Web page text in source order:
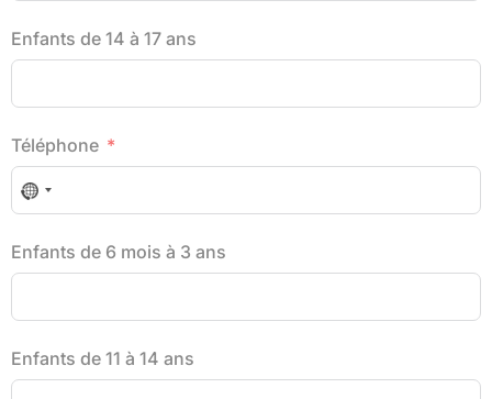
Enfants de 14 à 17 ans
Téléphone
No country selected
Enfants de 6 mois à 3 ans
Enfants de 11 à 14 ans